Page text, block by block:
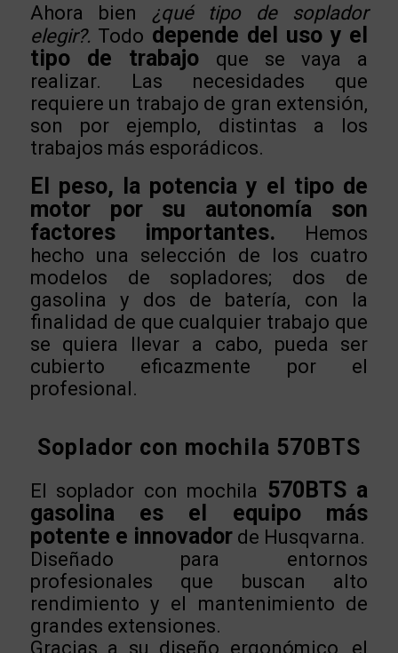
Ahora bien ¿qué tipo de soplador
elegir?. Todo depende del uso y el
tipo de trabajo que se vaya a
realizar. Las necesidades que
requiere un trabajo de gran extensión,
son por ejemplo, distintas a los
trabajos más esporádicos.
El peso, la potencia y el tipo de
motor por su autonomía son
factores importantes. Hemos
hecho una selección de los cuatro
modelos de sopladores; dos de
gasolina y dos de batería, con la
finalidad de que cualquier trabajo que
se quiera llevar a cabo, pueda ser
cubierto eficazmente por el
profesional.
Soplador con mochila 570BTS
El soplador con mochila 570BTS a
gasolina es el equipo más
potente e innovadorde Husqvarna.
Diseñado para entornos
profesionales que buscan alto
rendimiento y el mantenimiento de
grandes extensiones.
Gracias a su diseño ergonómico, el